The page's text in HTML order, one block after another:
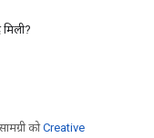
कोCreative